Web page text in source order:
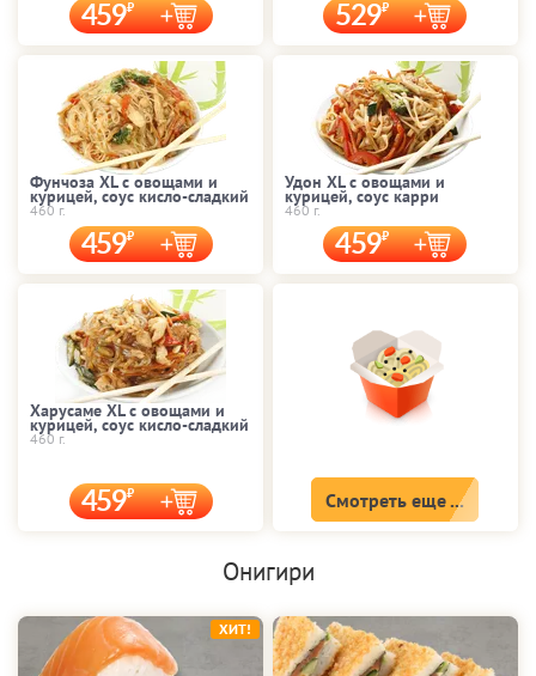
459 529
Фунчоза XL с овощами и
курицей, соус кисло-сладкий
460 г.
459
Удон XL с овощами и
курицей, соус карри
460 г.
459
Харусаме XL с овощами и
курицей, соус кисло-сладкий
460 г.
459 Смотреть еще ...
Онигири
ХИТ!